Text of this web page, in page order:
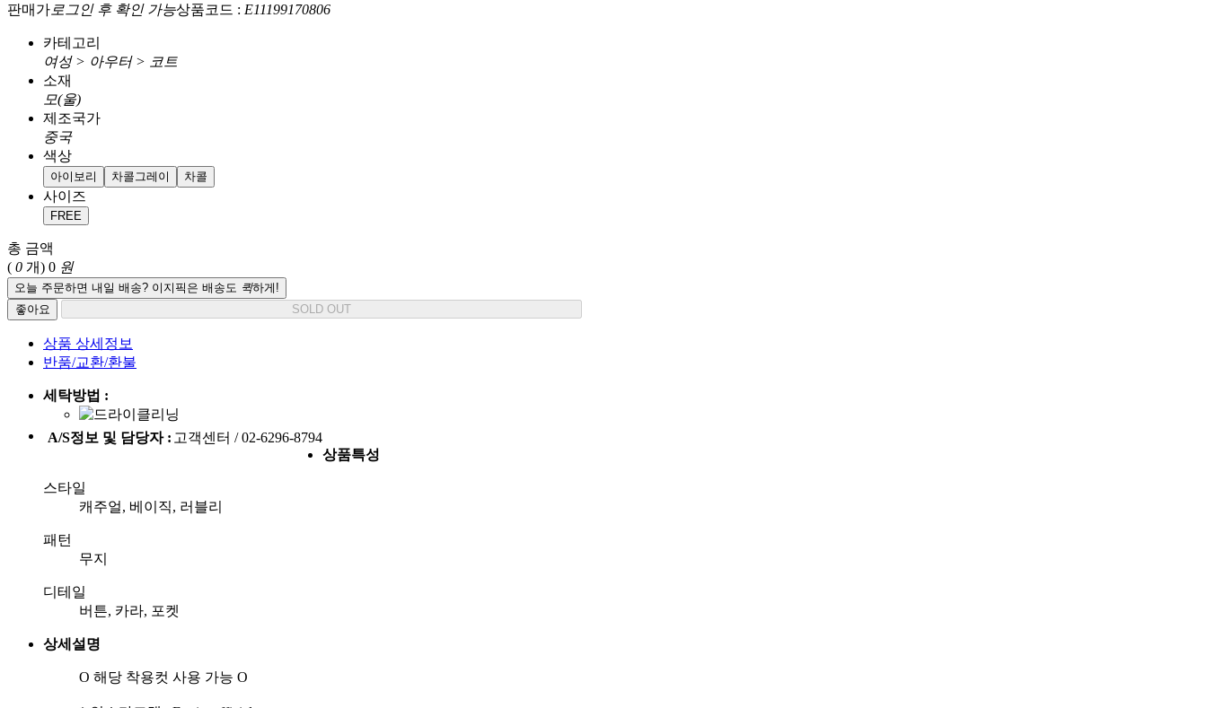
판매가 로그인 후 확인 가능상품코드 : E11199170806
카테고리
여성 > 아우터 > 코트
소재
모(울)
제조국가
중국
색상
아이보리 차콜그레이 차콜
사이즈
FREE
총 금액
( 0 개) 0 원
오늘 주문하면 내일 배송? 이지픽은 배송도 퀵하게!
좋아요
SOLD OUT
상품 상세정보
반품/교환/환불
세탁방법 :
A/S정보 및 담당자 : 고객센터 / 02-6296-8794
상품특성
스타일
캐주얼, 베이직, 러블리
패턴
무지
디테일
버튼, 카라, 포켓
상세설명
O 해당 착용컷 사용 가능 O